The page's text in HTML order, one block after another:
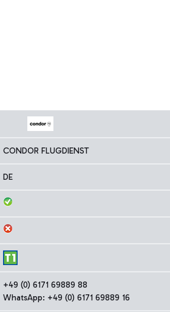
CONDOR FLUGDIENST
DE
+49 (0) 6171 69889 88
WhatsApp: +49 (0) 6171 69889 16